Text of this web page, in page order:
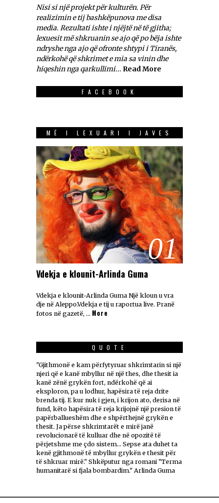
Nisi si një projekt për kulturën. Për
realizimin e tij bashkëpunova me disa
media. Rezultati ishte i njëjtë në të gjitha;
lexuesit më shkruanin se ajo që po bëja ishte
ndryshe nga ajo që ofronte shtypi i Tiranës,
ndërkohë që shkrimet e mia sa vinin dhe
hiqeshin nga qarkullimi... Read More
FACEBOOK
MË I LEXUARI I JAVES
01
Vdekja e klounit-Arlinda Guma
Vdekja e klounit-Arlinda Guma Një kloun u vra
dje në Aleppo.Vdekja e tij u raportua live. Pranë
fotos në gazetë, … More
QUOTE
"Gjithmonë e kam përfytyruar shkrimtarin si një
njeri që e kanë mbyllur në një thes, dhe thesit ia
kanë zënë grykën fort, ndërkohë që ai
eksploron, pa u lodhur, hapësira të reja drite
brenda tij. E kur nuk i gjen, i krijon ato, derisa në
fund, këto hapësira të reja krijojnë një presion të
papërballueshëm dhe e shpërthejnë grykën e
thesit. Ja përse shkrimtarët e mirë janë
revolucionarë të kulluar dhe në opozitë të
përjetshme me çdo sistem... Sepse ata duhet ta
kenë gjithmonë të mbyllur grykën e thesit për
të shkruar mirë." Shkëputur nga romani "Terma
humanitarë si fjala bombardim." Arlinda Guma